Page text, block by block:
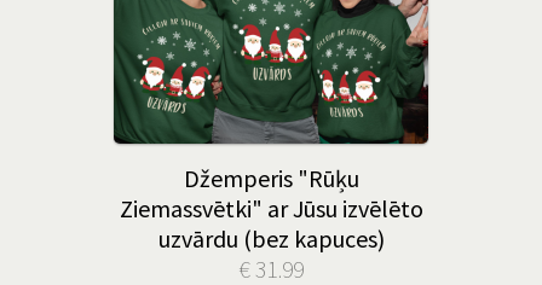
Džemperis "Rūķu
Ziemassvētki" ar Jūsu izvēlēto
uzvārdu (bez kapuces)
€ 31.99